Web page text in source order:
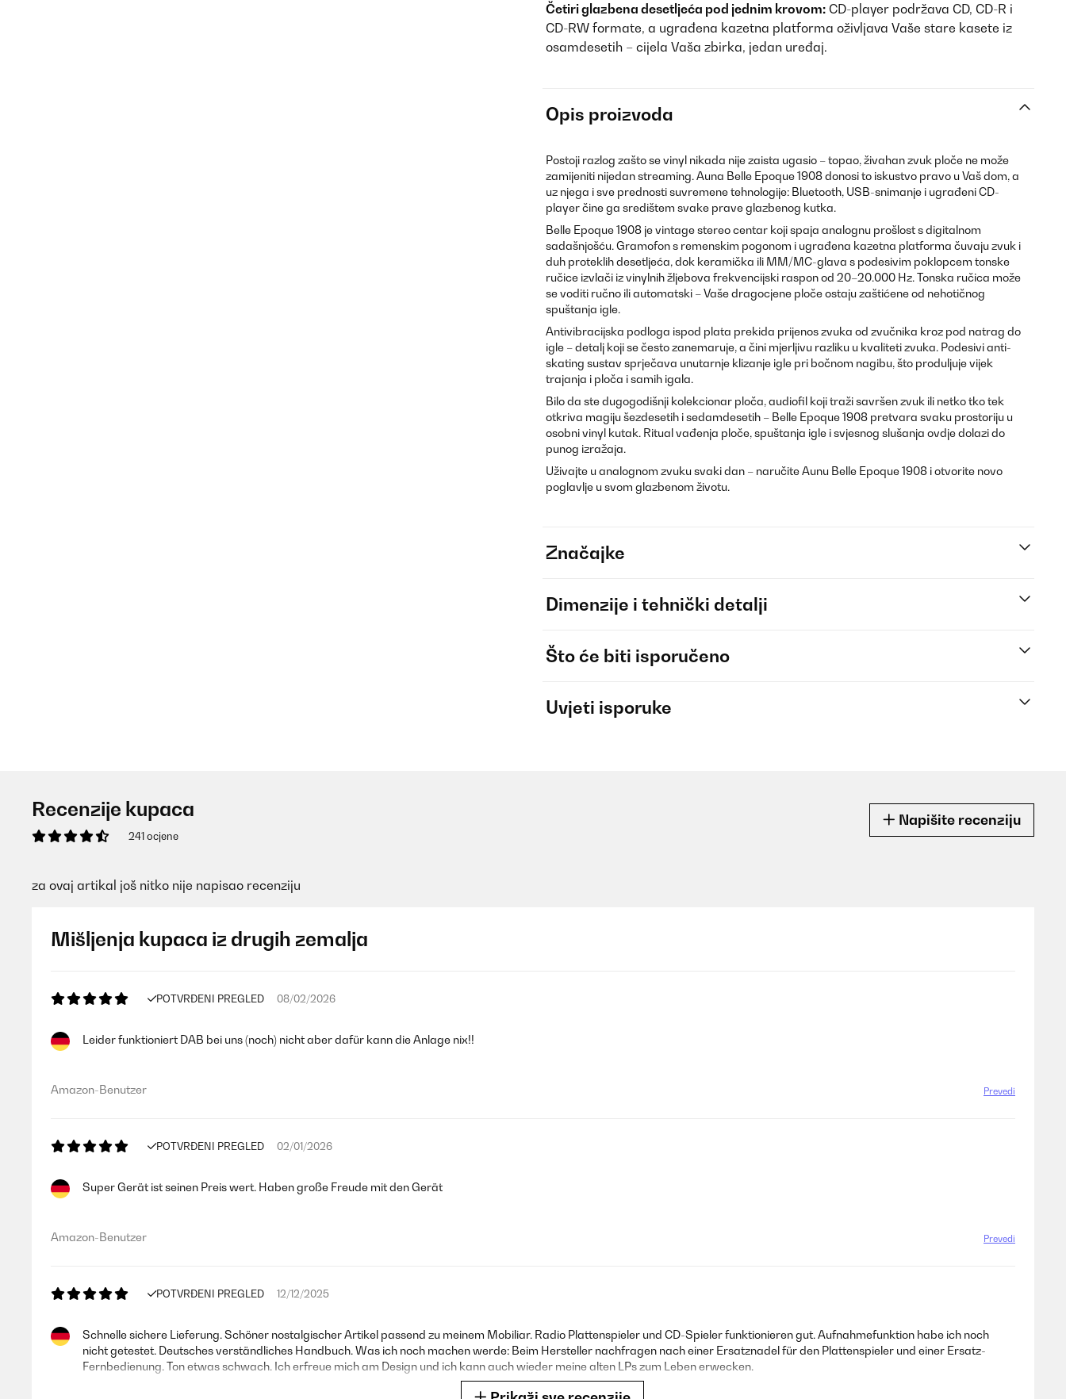
Četiri glazbena desetljeća pod jednim krovom: CD-player podržava CD, CD-R i
CD-RW formate, a ugrađena kazetna platforma oživljava Vaše stare kasete iz
osamdesetih – cijela Vaša zbirka, jedan uređaj.
Opis proizvoda
Postoji razlog zašto se vinyl nikada nije zaista ugasio – topao, živahan zvuk ploče ne može
zamijeniti nijedan streaming. Auna Belle Epoque 1908 donosi to iskustvo pravo u Vaš dom, a
uz njega i sve prednosti suvremene tehnologije: Bluetooth, USB-snimanje i ugrađeni CD-
player čine ga središtem svake prave glazbenog kutka.
Belle Epoque 1908 je vintage stereo centar koji spaja analognu prošlost s digitalnom
sadašnjošću. Gramofon s remenskim pogonom i ugrađena kazetna platforma čuvaju zvuk i
duh proteklih desetljeća, dok keramička ili MM/MC-glava s podesivim poklopcem tonske
ručice izvlači iz vinylnih žljebova frekvencijski raspon od 20–20.000 Hz. Tonska ručica može
se voditi ručno ili automatski – Vaše dragocjene ploče ostaju zaštićene od nehotičnog
spuštanja igle.
Antivibracijska podloga ispod plata prekida prijenos zvuka od zvučnika kroz pod natrag do
igle – detalj koji se često zanemaruje, a čini mjerljivu razliku u kvaliteti zvuka. Podesivi anti-
skating sustav sprječava unutarnje klizanje igle pri bočnom nagibu, što produljuje vijek
trajanja i ploča i samih igala.
Bilo da ste dugogodišnji kolekcionar ploča, audiofil koji traži savršen zvuk ili netko tko tek
otkriva magiju šezdesetih i sedamdesetih – Belle Epoque 1908 pretvara svaku prostoriju u
osobni vinyl kutak. Ritual vađenja ploče, spuštanja igle i svjesnog slušanja ovdje dolazi do
punog izražaja.
Uživajte u analognom zvuku svaki dan – naručite Aunu Belle Epoque 1908 i otvorite novo
poglavlje u svom glazbenom životu.
Značajke
Dimenzije i tehnički detalji
Što će biti isporučeno
Uvjeti isporuke
Recenzije kupaca
241 ocjene
Napišite recenziju
za ovaj artikal još nitko nije napisao recenziju
Mišljenja kupaca iz drugih zemalja
POTVRĐENI PREGLED 08/02/2026
Leider funktioniert DAB bei uns (noch) nicht aber dafür kann die Anlage nix!!
Amazon-Benutzer Prevedi
POTVRĐENI PREGLED 02/01/2026
Super Gerät ist seinen Preis wert. Haben große Freude mit den Gerät
Amazon-Benutzer Prevedi
POTVRĐENI PREGLED 12/12/2025
Schnelle sichere Lieferung. Schöner nostalgischer Artikel passend zu meinem Mobiliar. Radio Plattenspieler und CD-Spieler funktionieren gut. Aufnahmefunktion habe ich noch
nicht getestet. Deutsches verständliches Handbuch. Was ich noch machen werde: Beim Hersteller nachfragen nach einer Ersatznadel für den Plattenspieler und einer Ersatz-
Fernbedienung. Ton etwas schwach. Ich erfreue mich am Design und ich kann auch wieder meine alten LPs zum Leben erwecken.